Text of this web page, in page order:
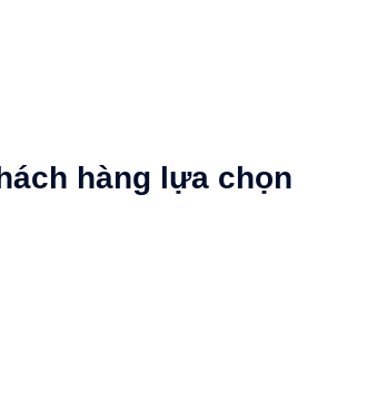
hàng lựa chọn